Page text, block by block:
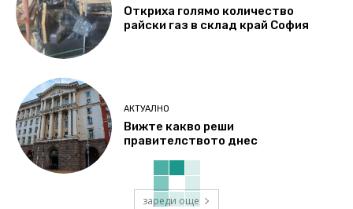
Откриха голямо количество
райски газ в склад край София
АКТУАЛНО
Вижте какво реши
правителството днес
зареди още